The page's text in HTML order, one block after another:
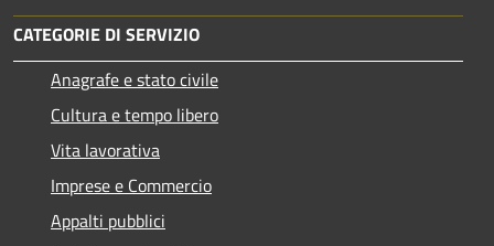
CATEGORIE DI SERVIZIO
Anagrafe e stato civile
Cultura e tempo libero
Vita lavorativa
Imprese e Commercio
Appalti pubblici